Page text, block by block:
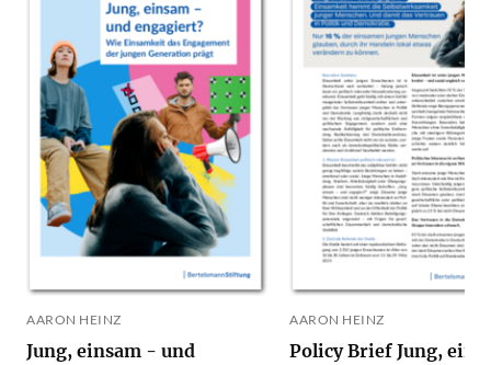
AARON HEINZ
Jung, einsam - und
AARON HEINZ
Policy Brief Jung,